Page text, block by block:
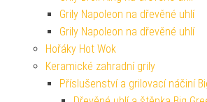
Grily Napoleon na dřevěné uhlí
Grily Napoleon na dřevěné uhlí
Hořáky Hot Wok
Keramické zahradní grily
Příslušenství a grilovací náčiní